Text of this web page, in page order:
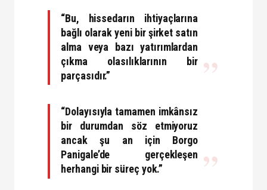
“Bu, hissedarın ihtiyaçlarına
bağlı olarak yeni bir şirket satın
alma veya bazı yatırımlardan
çıkma olasılıklarının bir
parçasıdır.”
“Dolayısıyla tamamen imkânsız
bir durumdan söz etmiyoruz
ancak şu an için Borgo
Panigale’de gerçekleşen
herhangi bir süreç yok.”